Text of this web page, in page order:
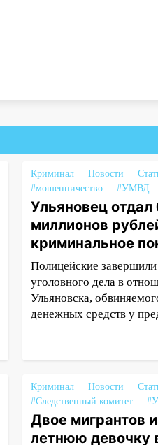
Криминал Новости
#мошенничество
#УМВД
Ульяновец отдал
миллионов
криминальное
Полицейские завершили
уголовного дела в
Ульяновска,
денежных средств у
Криминал Новости
#Следственный комитет
Двое мигрантов
летнюю девочку